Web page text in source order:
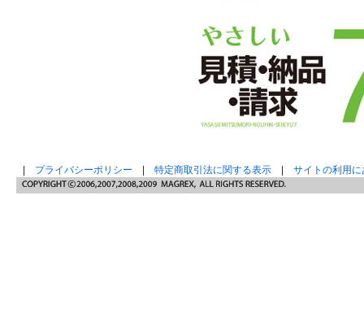
プライバシーポリシー 特定商取引法に関する表示 サイトの利用に